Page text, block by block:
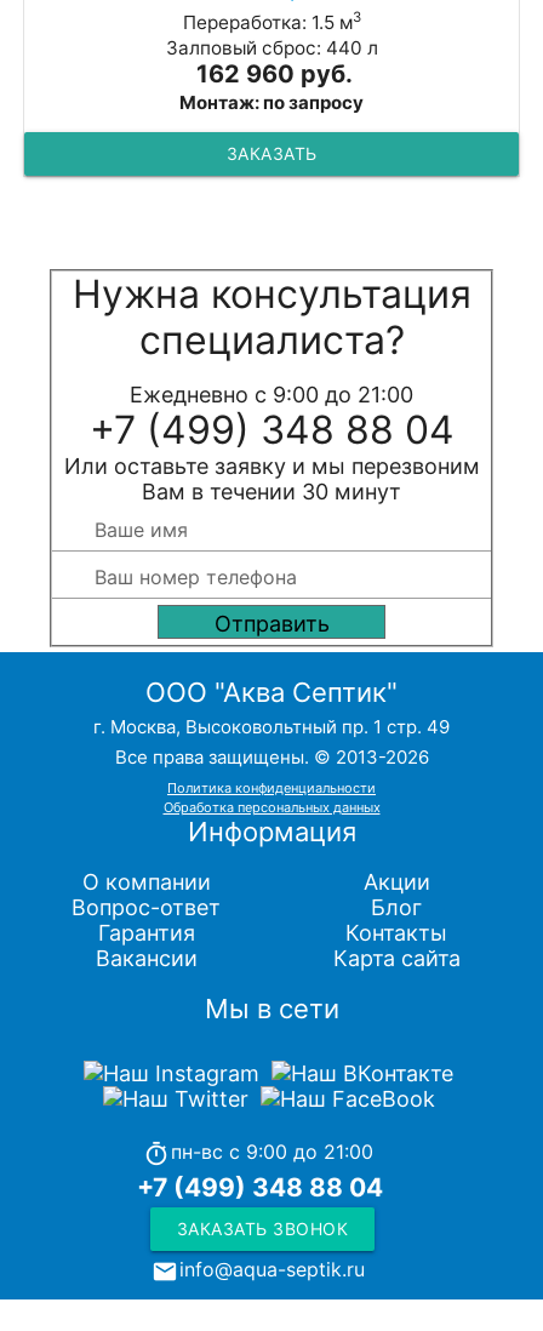
Переработка: 1.5 м3
Залповый сброс: 440 л
162 960 руб.
Монтаж: по запросу
ЗАКАЗАТЬ
Нужна консультация
специалиста?
Ежедневно с 9:00 до 21:00
+7 (499) 348 88 04
Или оставьте заявку и мы перезвоним
Вам в течении 30 минут
ООО "Аква Септик"
г. Москва, Высоковольтный пр. 1 стр. 49
Все права защищены. © 2013-2026
Политика конфиденциальности
Обработка персональных данных
Информация
О компании
Вопрос-ответ
Гарантия
Вакансии
Акции
Блог
Контакты
Карта сайта
Мы в сети
timer пн-вс с 9:00 до 21:00
+7 (499) 348 88 04
ЗАКАЗАТЬ ЗВОНОК
local_post_officeinfo@aqua-septik.ru